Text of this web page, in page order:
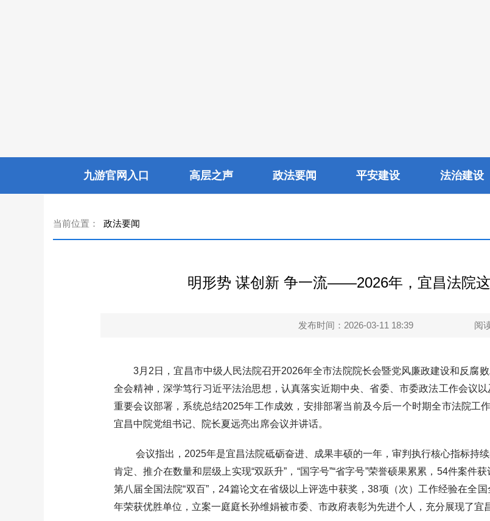
九游官网入口 高层之声 政法要闻 平安建设 法治建设
当前位置： 政法要闻
明形势 谋创新 争一流——2026年，宜昌法院
发布时间：2026-03-11 18:39 阅
3月2日，宜昌市中级人民法院召开2026年全市法院院长会暨党风廉政建设和反腐
全会精神，深学笃行习近平法治思想，认真落实近期中央、省委、市委政法工作会议
重要会议部署，系统总结2025年工作成效，安排部署当前及今后一个时期全市法院工
宜昌中院党组书记、院长夏远亮出席会议并讲话。
会议指出，2025年是宜昌法院砥砺奋进、成果丰硕的一年，审判执行核心指标持续
肯定、推介在数量和层级上实现“双跃升”，“国字号”“省字号”荣誉硕果累累，54件案件
第八届全国法院“双百”，24篇论文在省级以上评选中获奖，38项（次）工作经验在全
年荣获优胜单位，立案一庭庭长孙维娟被市委、市政府表彰为先进个人，充分展现了宜